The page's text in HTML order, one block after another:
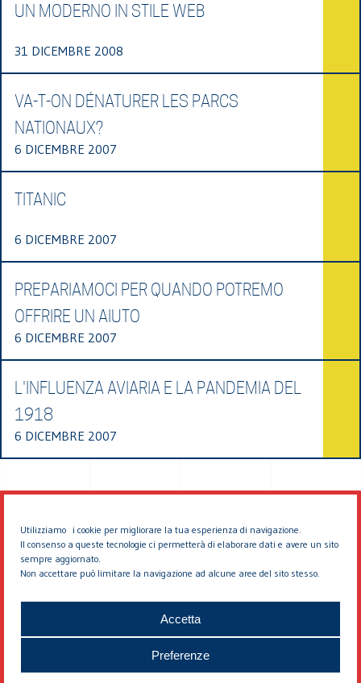
Utilizziamo i cookie per migliorare la tua esperienza di navigazione.
Il consenso a queste tecnologie ci permetterà di elaborare dati e avere un sito
sempre aggiornato.
Non accettare può limitare la navigazione ad alcune aree del sito stesso.
Accetta
Preferenze
UN MODERNO IN STILE WEB
31 DICEMBRE 2008
VA-T-ON DÉNATURER LES PARCS
NATIONAUX?
6 DICEMBRE 2007
TITANIC
6 DICEMBRE 2007
PREPARIAMOCI PER QUANDO POTREMO
OFFRIRE UN AIUTO
6 DICEMBRE 2007
L'INFLUENZA AVIARIA E LA PANDEMIA DEL
1918
6 DICEMBRE 2007
© 2026 EDDYBURG